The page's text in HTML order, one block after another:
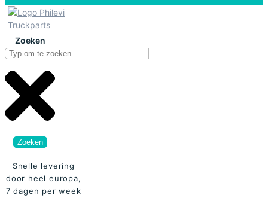
Zoeken
Zoeken
Snelle levering
door heel europa,
7 dagen per week